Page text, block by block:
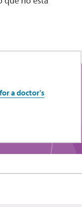
a doctor's